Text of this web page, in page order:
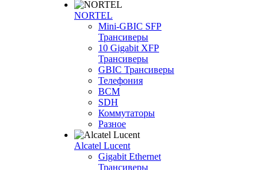
NORTEL
Mini-GBIC SFP
Трансиверы
10 Gigabit XFP
Трансиверы
GBIC Трансиверы
Телефония
BCM
SDH
Коммутаторы
Разное
Alcatel Lucent
Gigabit Ethernet
Трансиверы